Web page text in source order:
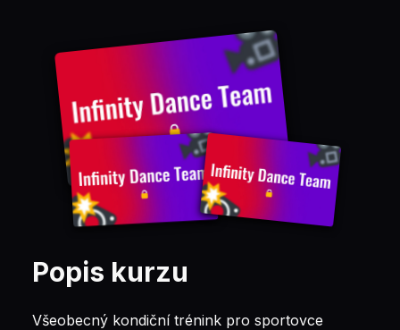
Popis kurzu
Všeobecný kondiční trénink pro sportovce